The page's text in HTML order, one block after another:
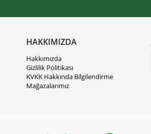
HAKKIMIZDA
Hakkımızda
Gizlilik Politikası
KVKK Hakkında Bilgilendirme
Mağazalarımız